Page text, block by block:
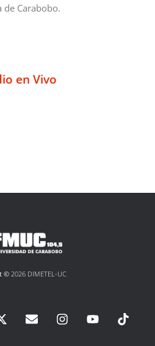
de Carabobo.
en Vivo
© 2026 DIMETEL-UC